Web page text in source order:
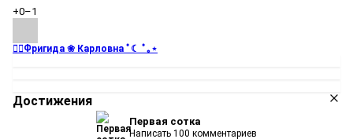
+0–1
❤️‍🔥Фригида ❀ Карловна ﾟ☾ ﾟ｡⋆
Достижения
Первая сотка
Написать 100 комментариев